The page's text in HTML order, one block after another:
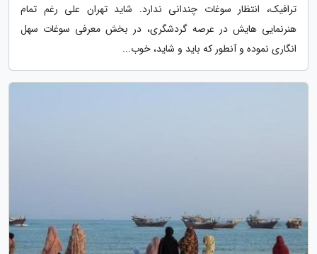
ترافیک، انتظار سوغات چندانی ندارد. شاید تهران علی رغم تمام
هنرنمایی هایش در عرصه گردشگری، در بخش معرفی سوغات سهل
انگاری نموده و آنطور که باید و شاید، خوب...